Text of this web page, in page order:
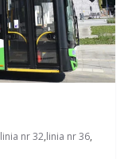
linia nr 32,linia nr 36,